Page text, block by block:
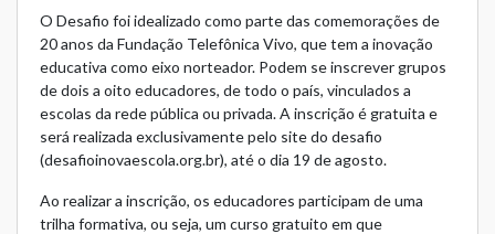
O Desafio foi idealizado como parte das comemorações de
20 anos da Fundação Telefônica Vivo, que tem a inovação
educativa como eixo norteador. Podem se inscrever grupos
de dois a oito educadores, de todo o país, vinculados a
escolas da rede pública ou privada. A inscrição é gratuita e
será realizada exclusivamente pelo site do desafio
(desafioinovaescola.org.br), até o dia 19 de agosto.
Ao realizar a inscrição, os educadores participam de uma
trilha formativa, ou seja, um curso gratuito em que